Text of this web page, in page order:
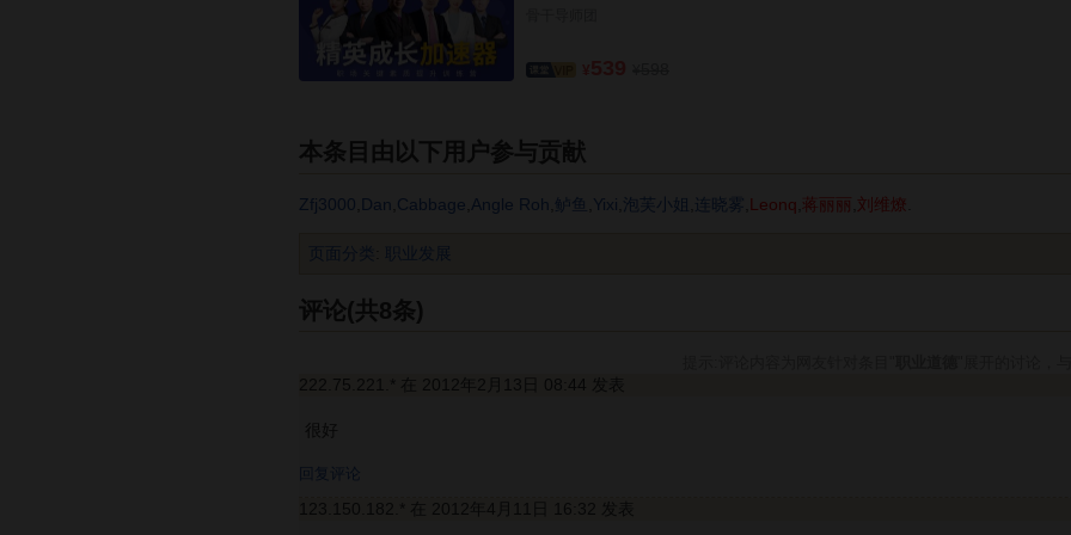
本条目由以下用户参与贡献
Zfj3000 Dan Cabbage Angle Roh 鲈鱼 Yixi 泡芙小姐 连晓雾 Leonq 蒋丽丽 刘维燎
页面分类 职业发展
评论(共8条)
回复评论